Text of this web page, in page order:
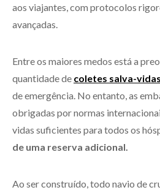
aos viajantes, com protocolos
avançadas.
Entre os maiores medos está a
quantidade de coletes salva-vidas
de emergência. No entanto, as
obrigadas por normas
vidas suficientes para todos os
de uma reserva adicional.
Ao ser construído, todo navio de